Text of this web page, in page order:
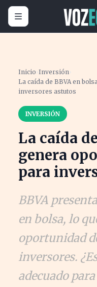
Inicio ›Inversión›
La caída de BBVA en
inversores astutos
INVERSIÓN
La caída
genera
para
BBVA
en bolsa, lo
oportunidad
inversores.
adecuado